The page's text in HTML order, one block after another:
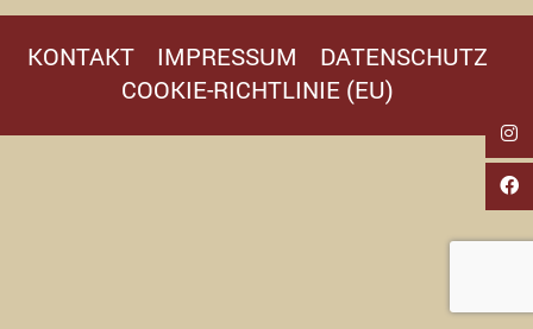
KONTAKT IMPRESSUM
DATENSCHUTZ
COOKIE-RICHTLINIE (EU)